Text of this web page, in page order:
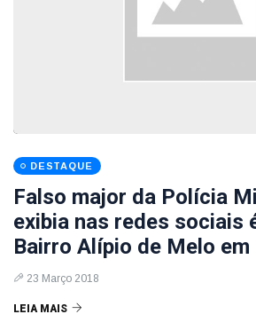
DESTAQUE
Falso major da Polícia
exibia nas redes sociais
Bairro Alípio de Melo em
23 Março 2018
LEIA MAIS